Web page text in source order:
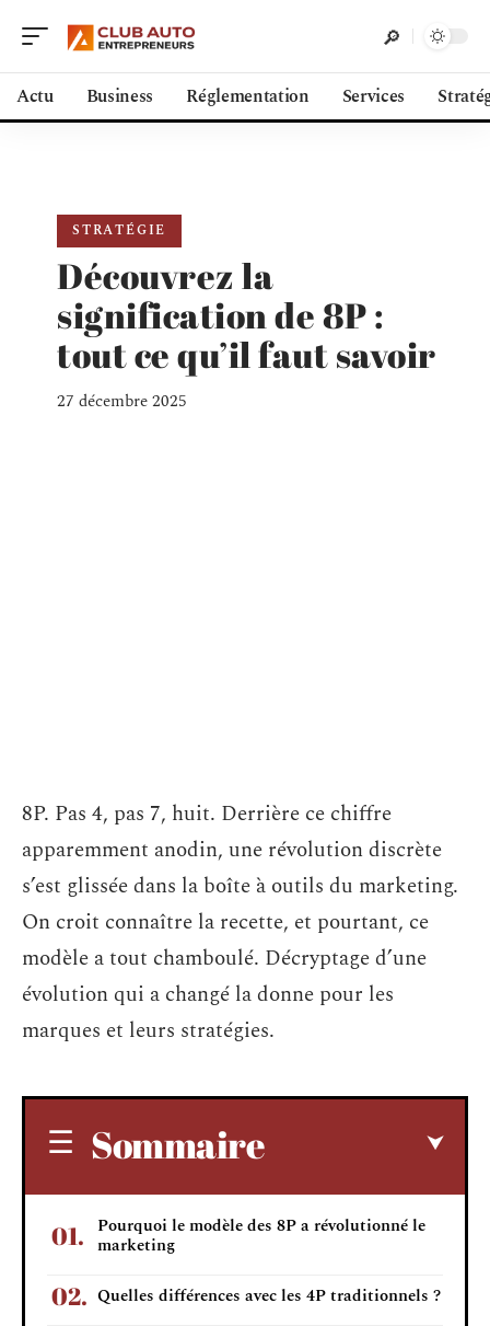
Actu Business Réglementation Services
STRATÉGIE
Découvrez la
signification de 8P :
tout ce qu’il faut savoir
27 décembre 2025
8P. Pas 4, pas 7, huit. Derrière ce chiffre
apparemment anodin, une révolution discrète
s’est glissée dans la boîte à outils du marketing.
On croit connaître la recette, et pourtant, ce
modèle a tout chamboulé. Décryptage d’une
évolution qui a changé la donne pour les
marques et leurs stratégies.
Sommaire
Pourquoi le modèle des 8P a révolutionné le
marketing
Quelles différences avec les 4P traditionnels ?